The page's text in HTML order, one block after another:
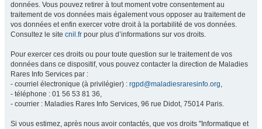
données. Vous pouvez retirer à tout moment votre consentement au
traitement de vos données mais également vous opposer au traitement de
vos données et enfin exercer votre droit à la portabilité de vos données.
Consultez le site cnil.fr pour plus d’informations sur vos droits.
Pour exercer ces droits ou pour toute question sur le traitement de vos
données dans ce dispositif, vous pouvez contacter la direction de Maladies
Rares Info Services par :
- courriel électronique (à privilégier) : rgpd@maladiesraresinfo.org,
- téléphone : 01 56 53 81 36,
- courrier : Maladies Rares Info Services, 96 rue Didot, 75014 Paris.
Si vous estimez, après nous avoir contactés, que vos droits "Informatique et